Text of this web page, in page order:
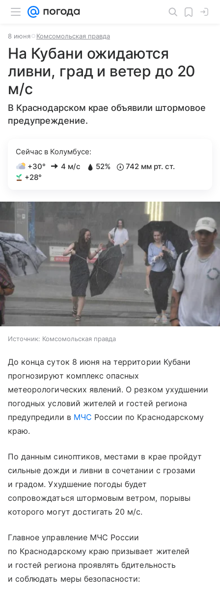
8 июня Комсомольская правда
На Кубани ожидаются
ливни, град и ветер до 20
м/с
В Краснодарском крае объявили штормовое
предупреждение.
Сейчас в Колумбусе:
+30°
4 м/с 52%
742 мм рт. ст.
+28°
Источник: Комсомольская правда
До конца суток 8 июня на территории Кубани
прогнозируют комплекс опасных
метеорологических явлений. О резком ухудшении
погодных условий жителей и гостей региона
предупредили в МЧС России по Краснодарскому
краю.
По данным синоптиков, местами в крае пройдут
сильные дожди и ливни в сочетании с грозами
и градом. Ухудшение погоды будет
сопровождаться штормовым ветром, порывы
которого могут достигать 20 м/с.
Главное управление МЧС России
по Краснодарскому краю призывает жителей
и гостей региона проявлять бдительность
и соблюдать меры безопасности: